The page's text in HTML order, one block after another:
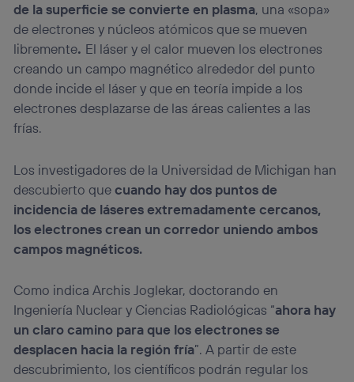
de la superficie se convierte en plasma, una «sopa»
de electrones y núcleos atómicos que se mueven
libremente. El láser y el calor mueven los electrones
creando un campo magnético alrededor del punto
donde incide el láser y que en teoría impide a los
electrones desplazarse de las áreas calientes a las
frías.
Los investigadores de la Universidad de Michigan han
descubierto quecuando hay dos puntos de
incidencia de láseres extremadamente cercanos,
los electrones crean un corredor uniendo ambos
campos magnéticos.
Como indica Archis Joglekar, doctorando en
Ingeniería Nuclear y Ciencias Radiológicas “ahora hay
un claro camino para que los electrones se
desplacen hacia la región fría”. A partir de este
descubrimiento, los científicos podrán regular los